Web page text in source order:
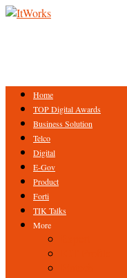
Home
TOP Digital Awards
Business Solution
Telco
Digital
E-Gov
Product
Forti
TIK Talks
More